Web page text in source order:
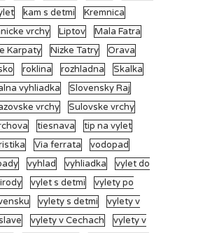
kam s detmi
Kremnica
vrchy
Liptov
Mala Fatra
Karpaty
Nizke Tatry
Orava
roklina rozhladna
Skalka
vyhliadka
Slovensky Raj
vrchy
Sulovske vrchy
tiesnava
tip na vylet
Via ferrata
vodopad
vyhlad vyhliadka
vylet do
vylet s detmi
vylety po
vylety s detmi
vylety v
vylety v Cechach
vylety v